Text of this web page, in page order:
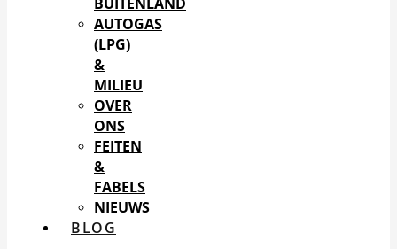
AUTOGAS
(LPG)
&
MILIEU
OVER
ONS
FEITEN
&
FABELS
NIEUWS
BLOG